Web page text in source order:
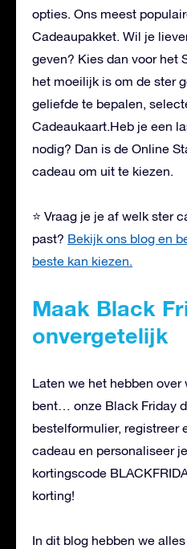
opties. Ons meest
Cadeaupakket. Wil je
geven? Kies dan voor het
het moeilijk is om de ster
geliefde te bepalen,
Cadeaukaart.Heb je een
nodig? Dan is de Online
cadeau om uit te kiezen.
⭐ Vraag je je af welk ster
past? Bekijk ons blog en
beste kan kiezen.
Maak Black
onvergetelijk
Laten we het hebben
bent… onze Black Friday
bestelformulier, registreer
cadeau en personaliseer
kortingscode
korting!
In dit blog hebben we